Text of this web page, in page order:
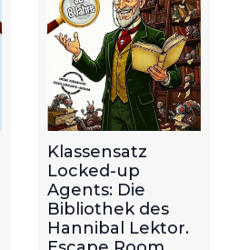
Klassensatz
Locked-up
Agents: Die
Bibliothek des
Hannibal Lektor.